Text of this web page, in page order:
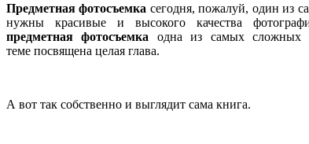
Предметная фотосъемка сегодня, пожалуй, один из
нужны красивые и высокого качества
предметная фотосъемка одна из самых сложных
теме посвящена целая глава.
А вот так собственно и выглядит сама книга.